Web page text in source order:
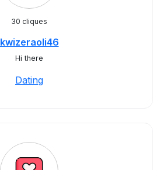
30 cliques
kwizeraoli46
Hi there
Dating